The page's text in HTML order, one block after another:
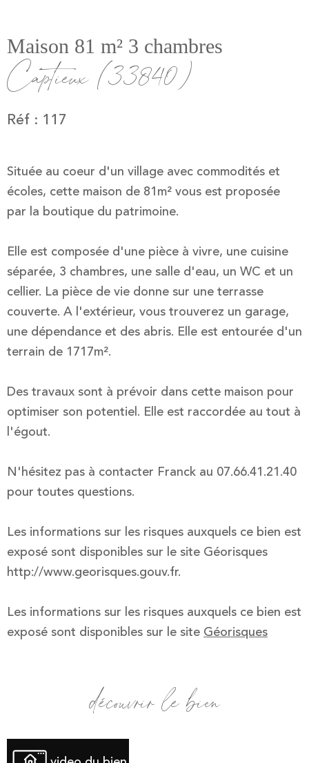
Maison 81 m² 3 chambres
Captieux (33840)
Réf : 117
Située au coeur d'un village avec commodités et
écoles, cette maison de 81m² vous est proposée
par la boutique du patrimoine.
Elle est composée d'une pièce à vivre, une cuisine
séparée, 3 chambres, une salle d'eau, un WC et un
cellier. La pièce de vie donne sur une terrasse
couverte. A l'extérieur, vous trouverez un garage,
une dépendance et des abris. Elle est entourée d'un
terrain de 1717m².
Des travaux sont à prévoir dans cette maison pour
optimiser son potentiel. Elle est raccordée au tout à
l'égout.
N'hésitez pas à contacter Franck au 07.66.41.21.40
pour toutes questions.
Les informations sur les risques auxquels ce bien est
exposé sont disponibles sur le site Géorisques
http://www.georisques.gouv.fr.
Les informations sur les risques auxquels ce bien est
exposé sont disponibles sur le siteGéorisques
découvrir le bien